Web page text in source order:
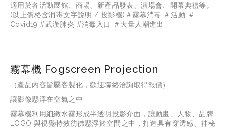
適用於各活動展館、商場、新產品發表、演場會、開幕典禮等。
(以上價格含消毒文字說明 / 投影機)＃霧幕消毒 ＃活動 ＃
Covid19 #武漢肺炎 #消毒入口 ＃大量人潮進出
霧幕機 Fogscreen Projection
（產品內容皆屬客製化，歡迎聯絡洽詢取得報價）
讓影像懸浮在空氣之中
霧幕機利用細緻水霧形成半透明投影介面，讓動畫、人物、品牌
LOGO 與視覺特效彷彿懸浮於空間之中，打造具有穿透感、神秘